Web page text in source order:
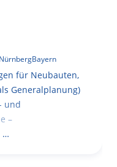
NürnbergBayern
für Neubauten,
Generalplanung)
und
–
…